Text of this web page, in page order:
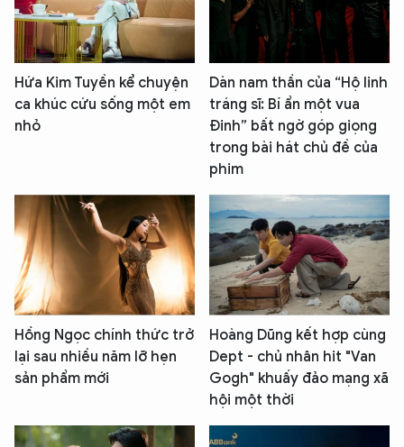
Hứa Kim Tuyền kể chuyện
ca khúc cứu sống một em
nhỏ
Dàn nam thần của “Hộ linh
tráng sĩ: Bí ẩn một vua
Đinh” bất ngờ góp giọng
trong bài hát chủ đề của
phim
Hồng Ngọc chính thức trở
lại sau nhiều năm lỡ hẹn
sản phẩm mới
Hoàng Dũng kết hợp cùng
Dept - chủ nhân hit "Van
Gogh" khuấy đảo mạng xã
hội một thời